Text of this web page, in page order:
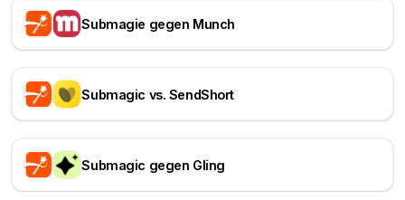
Submagie gegen Munch
Submagic vs. SendShort
Submagic gegen Gling